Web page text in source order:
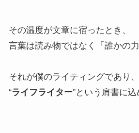
その温度が文章に宿ったとき、
言葉は読み物ではなく「誰かの力
それが僕のライティングであり、
“ライフライター”という肩書に込